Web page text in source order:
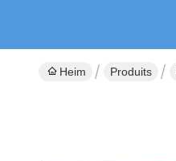
Heim Produits